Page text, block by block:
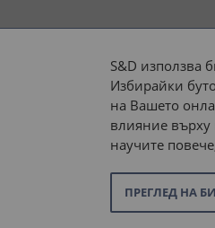
ООД. Всички права запазени.
S&D използва
Избирайки
на Вашето
влияние върху
научите
ПРЕГЛЕД НА